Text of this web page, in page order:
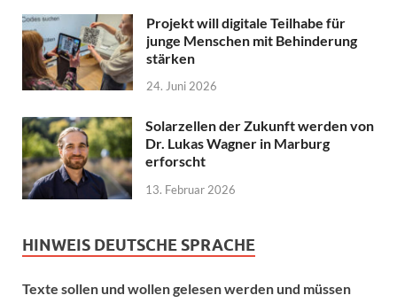
Projekt will digitale Teilhabe für
junge Menschen mit Behinderung
stärken
24. Juni 2026
Solarzellen der Zukunft werden von
Dr. Lukas Wagner in Marburg
erforscht
13. Februar 2026
HINWEIS DEUTSCHE SPRACHE
Texte sollen und wollen gelesen werden und müssen